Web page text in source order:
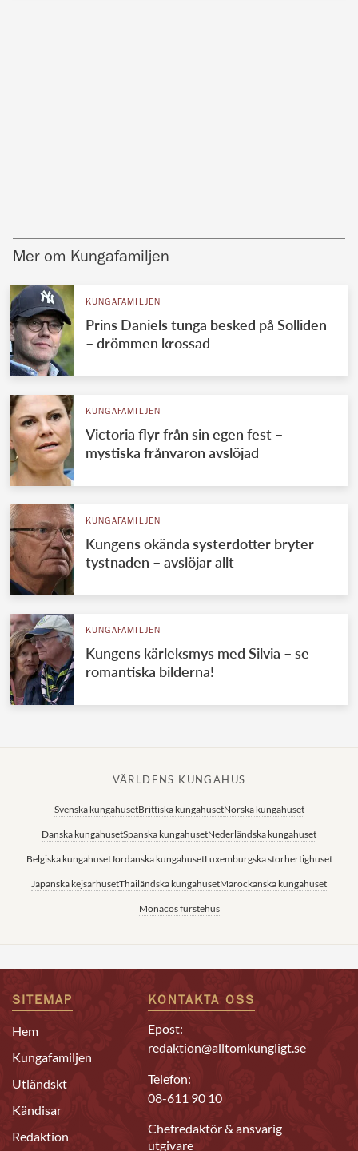
Mer om Kungafamiljen
KUNGAFAMILJEN
Prins Daniels tunga besked på Solliden
– drömmen krossad
KUNGAFAMILJEN
Victoria flyr från sin egen fest –
mystiska frånvaron avslöjad
KUNGAFAMILJEN
Kungens okända systerdotter bryter
tystnaden – avslöjar allt
KUNGAFAMILJEN
Kungens kärleksmys med Silvia – se
romantiska bilderna!
VÄRLDENS KUNGAHUS
Svenska kungahusetBrittiska kungahusetNorska kungahuset
Danska kungahusetSpanska kungahusetNederländska kungahuset
Belgiska kungahusetJordanska kungahusetLuxemburgska storhertighuset
Japanska kejsarhusetThailändska kungahusetMarockanska kungahuset
Monacos furstehus
SITEMAP
Hem
Kungafamiljen
Utländskt
Kändisar
Redaktion
KONTAKTA OSS
Epost:
redaktion@alltomkungligt.se
Telefon:
08-611 90 10
Chefredaktör & ansvarig
utgivare